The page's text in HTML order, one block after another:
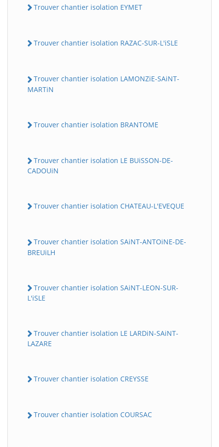
Trouver chantier isolation EYMET
Trouver chantier isolation RAZAC-SUR-L'iSLE
Trouver chantier isolation LAMONZiE-SAiNT-
MARTiN
Trouver chantier isolation BRANTOME
Trouver chantier isolation LE BUiSSON-DE-
CADOUiN
Trouver chantier isolation CHATEAU-L'EVEQUE
Trouver chantier isolation SAiNT-ANTOiNE-DE-
BREUiLH
Trouver chantier isolation SAiNT-LEON-SUR-
L'iSLE
Trouver chantier isolation LE LARDiN-SAiNT-
LAZARE
Trouver chantier isolation CREYSSE
Trouver chantier isolation COURSAC